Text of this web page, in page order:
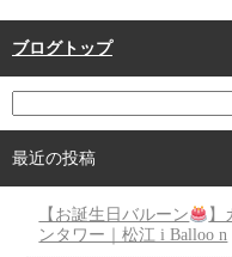
ブログトップ
最近の投稿
【お誕生日バルーン
】
ンタワー｜松江 i Balloo n